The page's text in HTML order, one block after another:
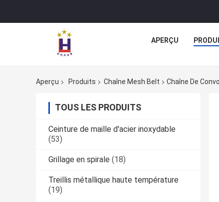
APERÇU
Aperçu Produits Chaîne Mesh Belt Chaîne De
TOUS LES PRODUITS
Ceinture de maille d'acier inoxydable
(53)
Grillage en spirale (18)
Treillis métallique haute température
(19)